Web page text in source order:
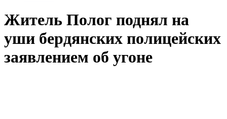
Житель Полог поднял на
уши бердянских полицейских
заявлением об угоне